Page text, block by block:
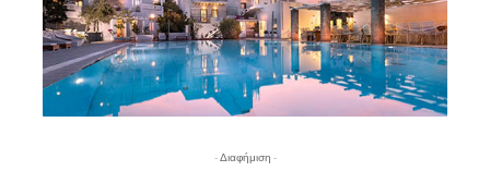
- Διαφήμιση -